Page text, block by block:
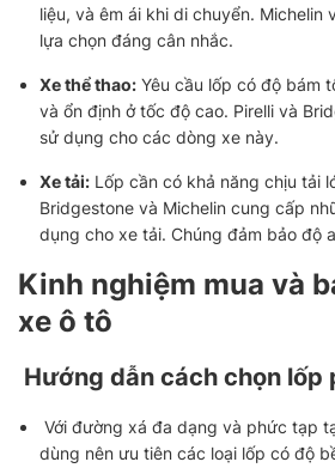
liệu, và êm ái khi di chuyển. Michelin
lựa chọn đáng cân nhắc.
Xe thể thao: Yêu cầu lốp có độ bám
và ổn định ở tốc độ cao. Pirelli và
sử dụng cho các dòng xe này.
Xe tải: Lốp cần có khả năng chịu tải
Bridgestone và Michelin cung cấp
dụng cho xe tải. Chúng đảm bảo độ
Kinh nghiệm mua và
xe ô tô
Hướng dẫn cách chọn lốp
Với đường xá đa dạng và phức tạp
dùng nên ưu tiên các loại lốp có độ